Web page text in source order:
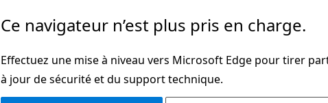
Ce navigateur n’est plus pris en charge.
Effectuez une mise à niveau vers Microsoft Edge pour tirer
à jour de sécurité et du support technique.